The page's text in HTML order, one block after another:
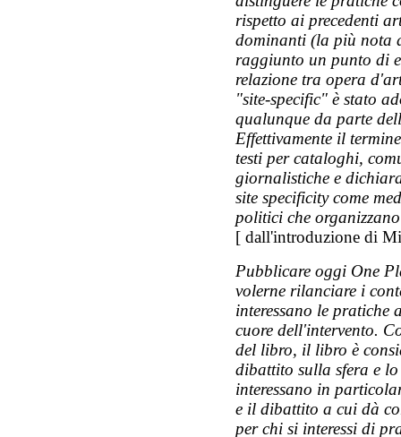
rispetto ai precedenti
dominanti (la più nota
raggiunto un punto di
relazione tra opera
"site-specific" è stato
qualunque da parte
Effettivamente il
testi per cataloghi,
giornalistiche e
site specificity come
politici che
[ dall'introduzione di
Pubblicare oggi One
volerne rilanciare i
interessano le pratiche
cuore dell'intervento.
del libro, il libro è
dibattito sulla sfera e
interessano in
e il dibattito a cui dà
per chi si interessi di